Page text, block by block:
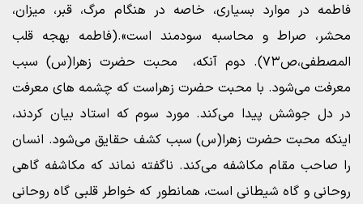
فاطمه در موارد بسیاری، خاصه در هنگام مرگ، قبر، میزان،
محشر، صراط و محاسبه سودمند است».(فاطمه بهجه قلب
المصطفی،ص۷۳). دوم آنکه، محبت حضرت زهرا(س) سبب
معرفت می‌شود. با محبت حضرت زهراست که چشمه های معرفت
در دل جوشش پیدا می‌کند. مورد سوم که استاد بیان کردند،
اینکه محبت حضرت زهرا(س) سبب کشف حقایق می‌شود. انسان
را صاحب مقام مکاشفه می‌کند. ناگفته نماند که مکاشفه گاهی
روحانی و گاه شیطانی است، همانطور که خواطر قلبی گاه روحانی